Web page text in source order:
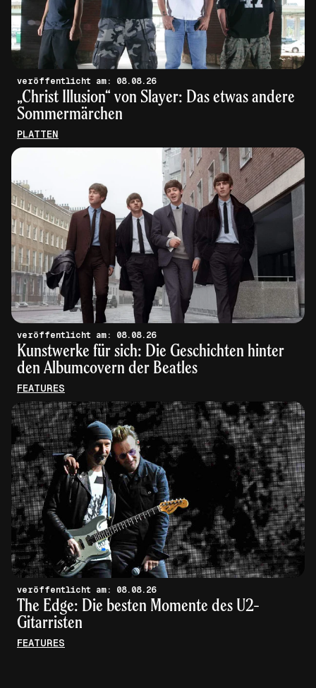
veröffentlicht am: 08.08.26
„Christ Illusion“ von Slayer: Das etwas andere
Sommermärchen
PLATTEN
veröffentlicht am: 08.08.26
Kunstwerke für sich: Die Geschichten hinter
den Albumcovern der Beatles
FEATURES
veröffentlicht am: 08.08.26
The Edge: Die besten Momente des U2-
Gitarristen
FEATURES